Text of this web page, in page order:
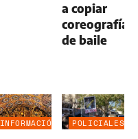
a copiar
coreografías
de baile
INFORMACIÓN
POLICIALES